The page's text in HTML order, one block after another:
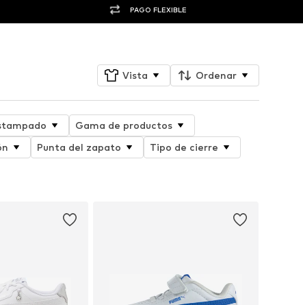
PAGO FLEXIBLE
Vista Ordenar
Gama de productos
Punta del zapato
Tipo de cierre